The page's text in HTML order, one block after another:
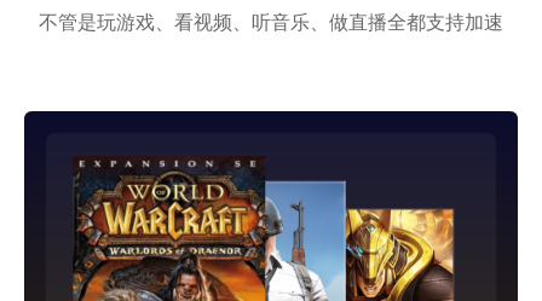
不管是玩游戏、看视频、听音乐、做直播全都支持加速